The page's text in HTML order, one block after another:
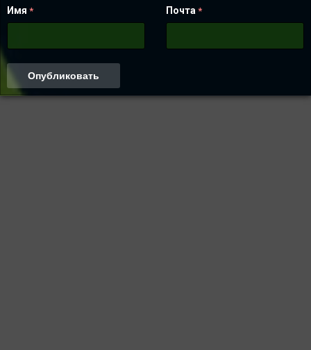
Имя * Почта *